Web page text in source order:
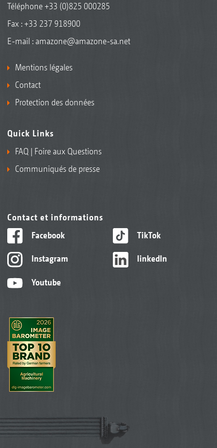
Téléphone+33 (0)825 000285
Fax : +33 237 918900
E-mail : amazone@amazone-sa.net
Mentions légales
Contact
Protection des données
Quick Links
FAQ | Foire aux Questions
Communiqués de presse
Contact et informations
Facebook
Instagram
Youtube
TikTok
linkedIn